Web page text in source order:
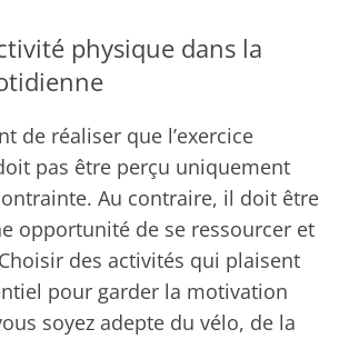
physique dans la
de réaliser que l’exercice
pas être perçu uniquement
Au contraire, il doit être
opportunité de se ressourcer et
des activités qui plaisent
pour garder la motivation
soyez adepte du vélo, de la